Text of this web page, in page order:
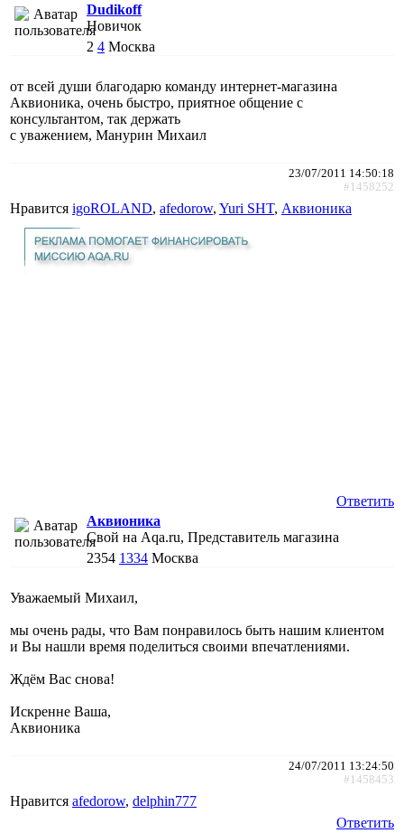
Dudikoff
Новичок
2 4 Москва
от всей души благодарю команду интернет-магазина
Аквионика, очень быстро, приятное общение с
консультантом, так держать
с уважением, Манурин Михаил
23/07/2011 14:50:18
#1458252
Нравится igoROLAND, afedorow, Yuri SHT, Аквионика
Ответить
Аквионика
Свой на Aqa.ru, Представитель магазина
2354 1334 Москва
Уважаемый Михаил,
мы очень рады, что Вам понравилось быть нашим клиентом
и Вы нашли время поделиться своими впечатлениями.
Ждём Вас снова!
Искренне Ваша,
Аквионика
24/07/2011 13:24:50
#1458453
Нравится afedorow, delphin777
Ответить